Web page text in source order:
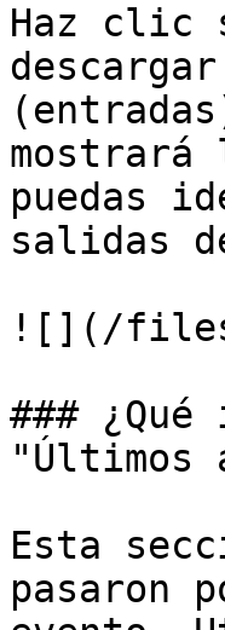
Haz clic
mostrará
puedas
salidas
![](/files/
###
"Últimos
Esta
pasaron